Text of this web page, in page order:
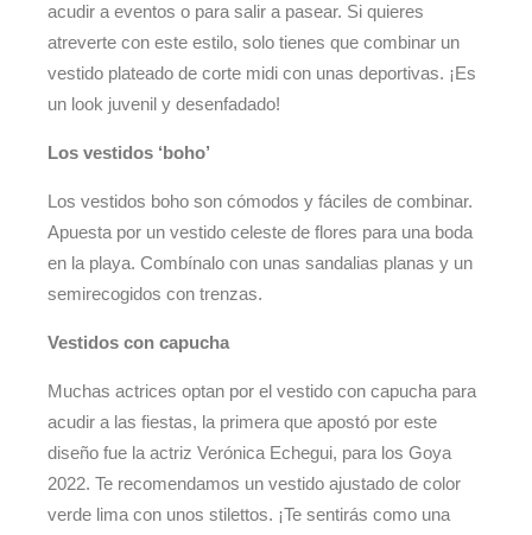
acudir a eventos o para salir a pasear. Si quieres
atreverte con este estilo, solo tienes que combinar un
vestido plateado de corte midi con unas deportivas. ¡Es
un look juvenil y desenfadado!
Los vestidos ‘boho’
Los vestidos boho son cómodos y fáciles de combinar.
Apuesta por un vestido celeste de flores para una boda
en la playa. Combínalo con unas sandalias planas y un
semirecogidos con trenzas.
Vestidos con capucha
Muchas actrices optan por el vestido con capucha para
acudir a las fiestas, la primera que apostó por este
diseño fue la actriz Verónica Echegui, para los Goya
2022. Te recomendamos un vestido ajustado de color
verde lima con unos stilettos. ¡Te sentirás como una